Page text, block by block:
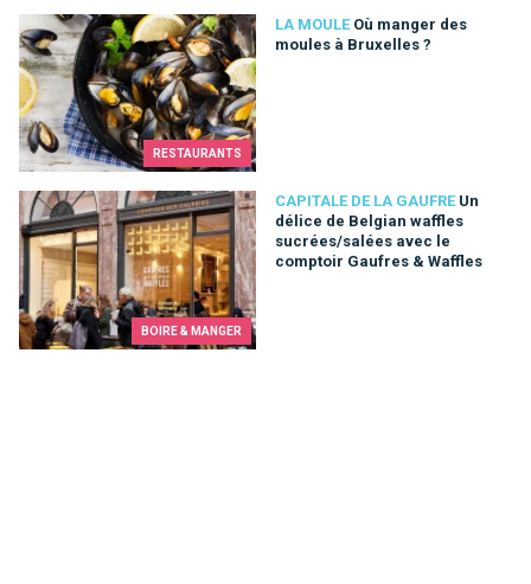
RESTAURANTS
LA MOULE Où manger des
moules à Bruxelles ?
Où manger des moules à Bruxelles ?
BOIRE & MANGER
CAPITALE DE LA GAUFRE Un
délice de Belgian waffles
sucrées/salées avec le
comptoir Gaufres & Waffles
Un délice de Belgian waffles sucrées/salées avec le